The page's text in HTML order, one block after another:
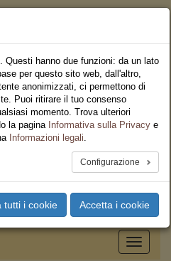
Servizi
Iscriviti
Ricerca
Area Stampa
Privacy
USB
Toggle
hanno due funzioni: da un lato
per questo sito web, dall'altro,
anonimizzati, ci permettono di
Puoi ritirare il tuo consenso
momento. Trova ulteriori
la pagina Informativa sulla Privacy e
Informazioni legali.
Configurazione
tutti i cookie Accetta i cookie